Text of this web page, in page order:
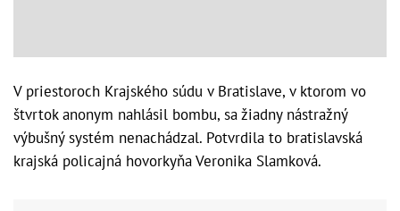
V priestoroch Krajského súdu v Bratislave, v ktorom vo
štvrtok anonym nahlásil bombu, sa žiadny nástražný
výbušný systém nenachádzal. Potvrdila to bratislavská
krajská policajná hovorkyňa Veronika Slamková.